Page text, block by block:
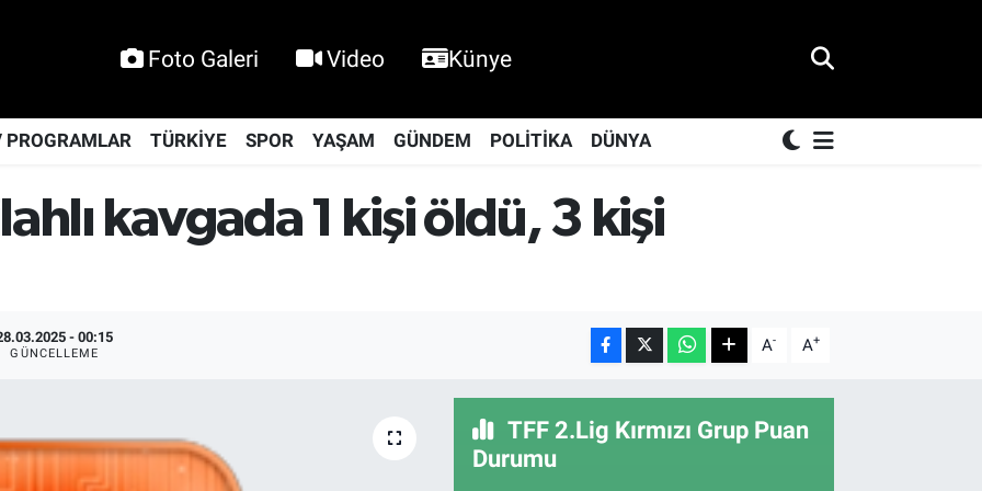
Foto Galeri Video Künye
PROGRAMLAR TÜRKİYE SPOR YAŞAM GÜNDEM POLİTİKA DÜNYA
kavgada 1 kişi öldü, 3 kişi
- 00:15
GÜNCELLEME A- A+
TFF 2.Lig Kırmızı Grup Puan
Durumu